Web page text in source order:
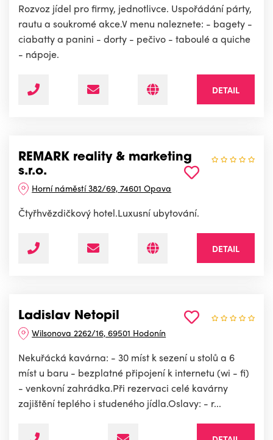
Rozvoz jídel pro firmy, jednotlivce. Uspořádání párty,
rautu a soukromé akce.V menu naleznete: - bagety -
ciabatty a panini - dorty - pečivo - taboulé a quiche
- nápoje.
DETAIL
REMARK reality & marketing
s.r.o.
Horní náměstí 382/69, 74601 Opava
Čtyřhvězdičkový hotel.Luxusní ubytování.
DETAIL
Ladislav Netopil
Wilsonova 2262/16, 69501 Hodonín
Nekuřácká kavárna: - 30 míst k sezení u stolů a 6
míst u baru - bezplatné připojení k internetu (wi - fi)
- venkovní zahrádka.Při rezervaci celé kavárny
zajištění teplého i studeného jídla.Oslavy: - r...